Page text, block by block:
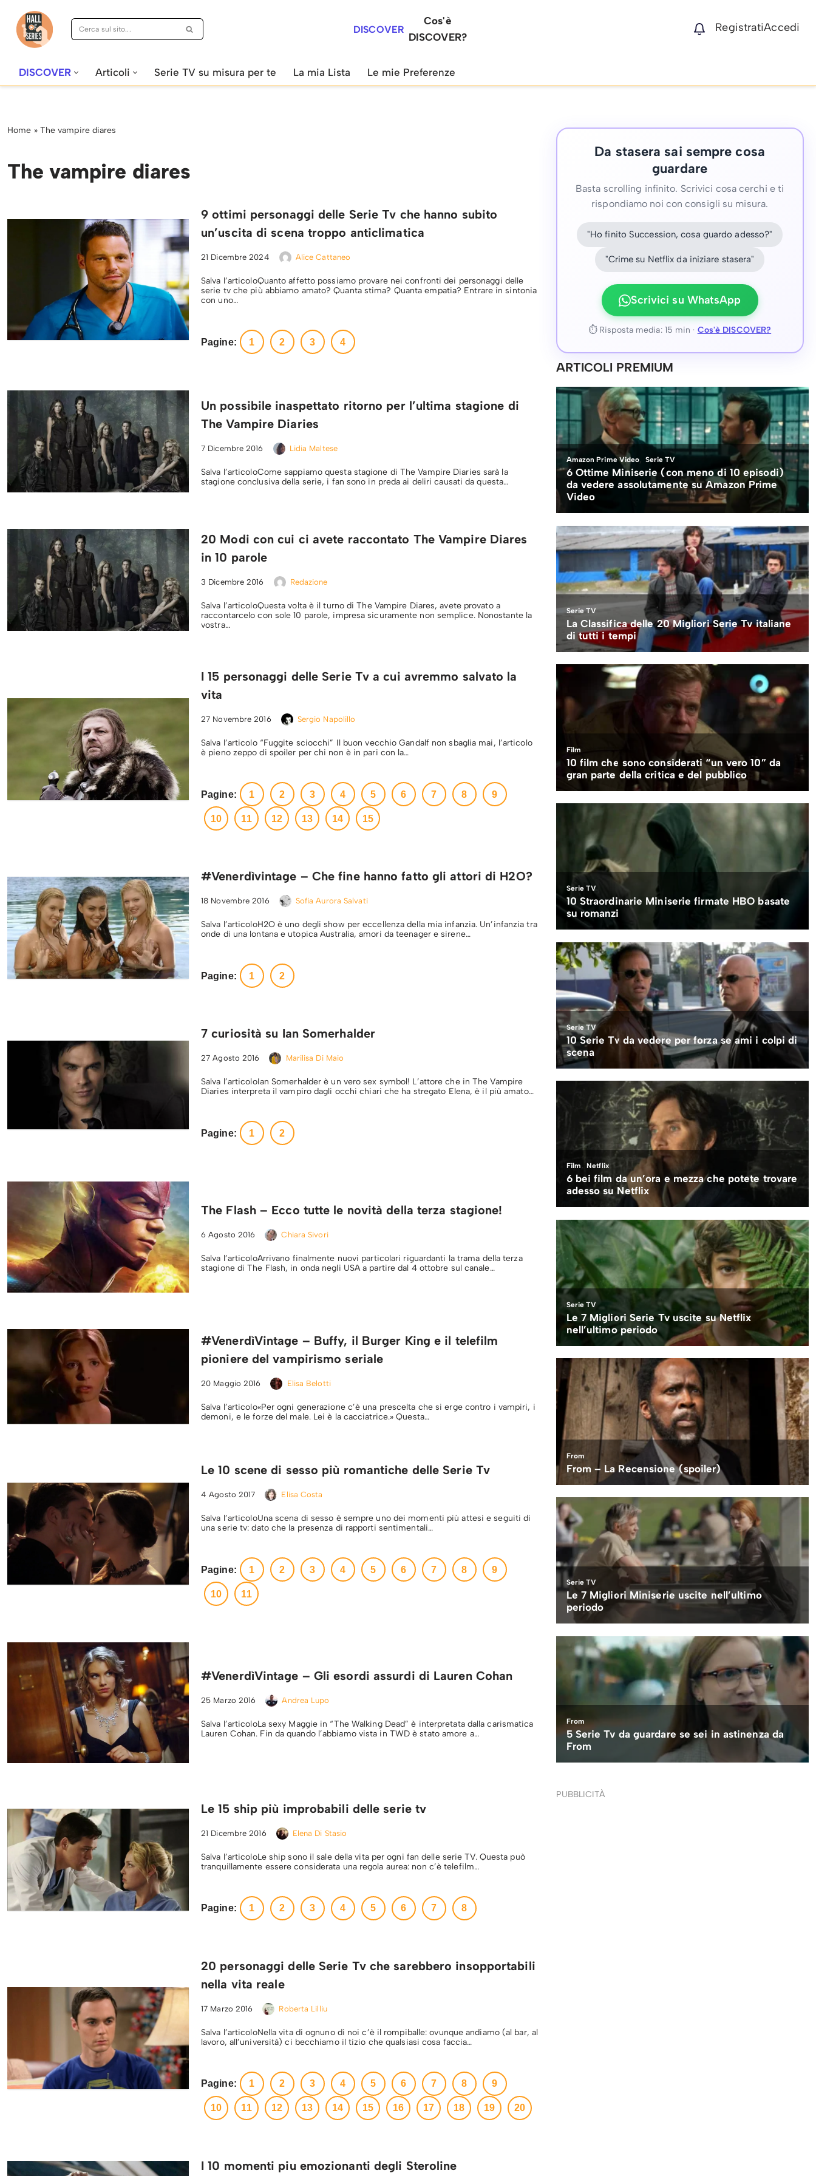
Vai
DISCOVER
Cos'è
DISCOVER?
RegistratiAccedi
DISCOVER Articoli Serie TV su misura per te La mia Lista Le mie Preferenze
Home » The vampire diares
The vampire diares
9 ottimi personaggi delle Serie Tv che hanno subito
un’uscita di scena troppo anticlimatica
21 Dicembre 2024 Alice Cattaneo
Salva l’articoloQuanto affetto possiamo provare nei confronti dei personaggi delle
serie tv che più abbiamo amato? Quanta stima? Quanta empatia? Entrare in sintonia
con uno…
Pagine: 1 2 3 4
Un possibile inaspettato ritorno per l’ultima stagione di
The Vampire Diaries
7 Dicembre 2016 Lidia Maltese
Salva l’articoloCome sappiamo questa stagione di The Vampire Diaries sarà la
stagione conclusiva della serie, i fan sono in preda ai deliri causati da questa…
20 Modi con cui ci avete raccontato The Vampire Diares
in 10 parole
3 Dicembre 2016 Redazione
Salva l’articoloQuesta volta è il turno di The Vampire Diares, avete provato a
raccontarcelo con sole 10 parole, impresa sicuramente non semplice. Nonostante la
vostra…
I 15 personaggi delle Serie Tv a cui avremmo salvato la
vita
27 Novembre 2016 Sergio Napolillo
Salva l’articolo “Fuggite sciocchi” Il buon vecchio Gandalf non sbaglia mai, l’articolo
è pieno zeppo di spoiler per chi non è in pari con la…
Pagine: 1 2 3 4 5 6 7 8 9
10 11 12 13 14 15
#Venerdìvintage – Che fine hanno fatto gli attori di H2O?
18 Novembre 2016 Sofia Aurora Salvati
Salva l’articoloH2O è uno degli show per eccellenza della mia infanzia. Un’infanzia tra
onde di una lontana e utopica Australia, amori da teenager e sirene…
Pagine: 1 2
7 curiosità su Ian Somerhalder
27 Agosto 2016 Marilisa Di Maio
Salva l’articoloIan Somerhalder è un vero sex symbol! L’attore che in The Vampire
Diaries interpreta il vampiro dagli occhi chiari che ha stregato Elena, è il più amato…
Pagine: 1 2
The Flash – Ecco tutte le novità della terza stagione!
6 Agosto 2016 Chiara Sivori
Salva l’articoloArrivano finalmente nuovi particolari riguardanti la trama della terza
stagione di The Flash, in onda negli USA a partire dal 4 ottobre sul canale…
#VenerdìVintage – Buffy, il Burger King e il telefilm
pioniere del vampirismo seriale
20 Maggio 2016 Elisa Belotti
Salva l’articolo«Per ogni generazione c’è una prescelta che si erge contro i vampiri, i
demoni, e le forze del male. Lei è la cacciatrice.» Questa…
Le 10 scene di sesso più romantiche delle Serie Tv
4 Agosto 2017 Elisa Costa
Salva l’articoloUna scena di sesso è sempre uno dei momenti più attesi e seguiti di
una serie tv: dato che la presenza di rapporti sentimentali…
Pagine: 1 2 3 4 5 6 7 8 9
10 11
#VenerdìVintage – Gli esordi assurdi di Lauren Cohan
25 Marzo 2016 Andrea Lupo
Salva l’articoloLa sexy Maggie in “The Walking Dead” è interpretata dalla carismatica
Lauren Cohan. Fin da quando l’abbiamo vista in TWD è stato amore a…
Le 15 ship più improbabili delle serie tv
21 Dicembre 2016 Elena Di Stasio
Salva l’articoloLe ship sono il sale della vita per ogni fan delle serie TV. Questa può
tranquillamente essere considerata una regola aurea: non c’è telefilm…
Pagine: 1 2 3 4 5 6 7 8
20 personaggi delle Serie Tv che sarebbero insopportabili
nella vita reale
17 Marzo 2016 Roberta Lilliu
Salva l’articoloNella vita di ognuno di noi c’è il rompiballe: ovunque andiamo (al bar, al
lavoro, all’università) ci becchiamo il tizio che qualsiasi cosa faccia…
Pagine: 1 2 3 4 5 6 7 8 9
10 11 12 13 14 15 16 17 18 19 20
I 10 momenti piu emozionanti degli Steroline
Da stasera sai sempre cosa
guardare
Basta scrolling infinito. Scrivici cosa cerchi e ti
rispondiamo noi con consigli su misura.
"Ho finito Succession, cosa guardo adesso?"
"Crime su Netflix da iniziare stasera"
Scrivici su WhatsApp
⏱ Risposta media: 15 min · Cos'è DISCOVER?
ARTICOLI PREMIUM
PUBBLICITÀ